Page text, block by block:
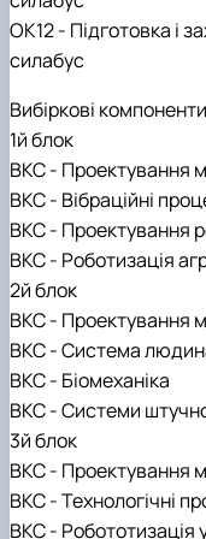
ОК12 - Підготовка і
силабус
Вибіркові
1й блок
ВКС - Проектування
ВКС - Вібраційні
ВКС - Проектування
ВКС - Роботизація
2й блок
ВКС - Проектування
ВКС - Система
ВКС - Біомеханіка
ВКС - Системи
3й блок
ВКС - Проектування
ВКС - Технологічні
ВКС - Робототизація